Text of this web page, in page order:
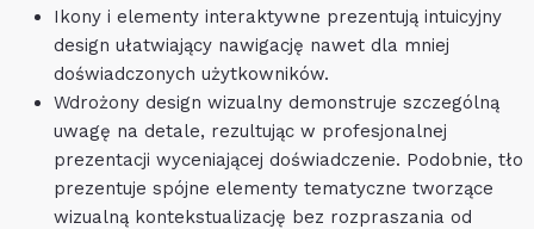
Ikony i elementy interaktywne prezentują intuicyjny
design ułatwiający nawigację nawet dla mniej
doświadczonych użytkowników.
Wdrożony design wizualny demonstruje szczególną
uwagę na detale, rezultując w profesjonalnej
prezentacji wyceniającej doświadczenie. Podobnie, tło
prezentuje spójne elementy tematyczne tworzące
wizualną kontekstualizację bez rozpraszania od